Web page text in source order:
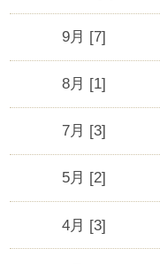
9月 [7]
8月 [1]
7月 [3]
5月 [2]
4月 [3]